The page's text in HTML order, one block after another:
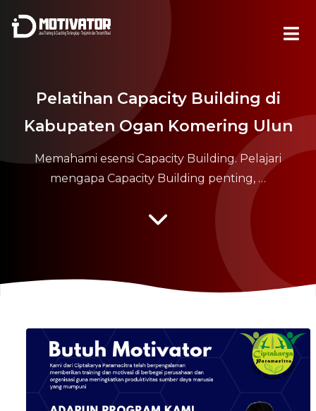
Pelatihan Capacity Building di
Kabupaten Ogan Komering Ulun
Memahami esensi Capacity Building. Pelajari
mengapa Capacity Building penting, …